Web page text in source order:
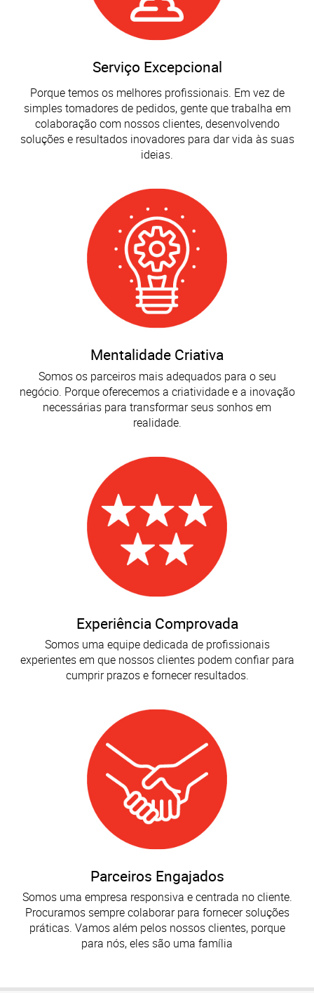
Serviço Excepcional
Porque temos os melhores profissionais. Em vez de
simples tomadores de pedidos, gente que trabalha em
colaboração com nossos clientes, desenvolvendo
soluções e resultados inovadores para dar vida às suas
ideias.
Mentalidade Criativa
Somos os parceiros mais adequados para o seu
negócio. Porque oferecemos a criatividade e a inovação
necessárias para transformar seus sonhos em
realidade.
Experiência Comprovada
Somos uma equipe dedicada de profissionais
experientes em que nossos clientes podem confiar para
cumprir prazos e fornecer resultados.
Parceiros Engajados
Somos uma empresa responsiva e centrada no cliente.
Procuramos sempre colaborar para fornecer soluções
práticas. Vamos além pelos nossos clientes, porque
para nós, eles são uma família